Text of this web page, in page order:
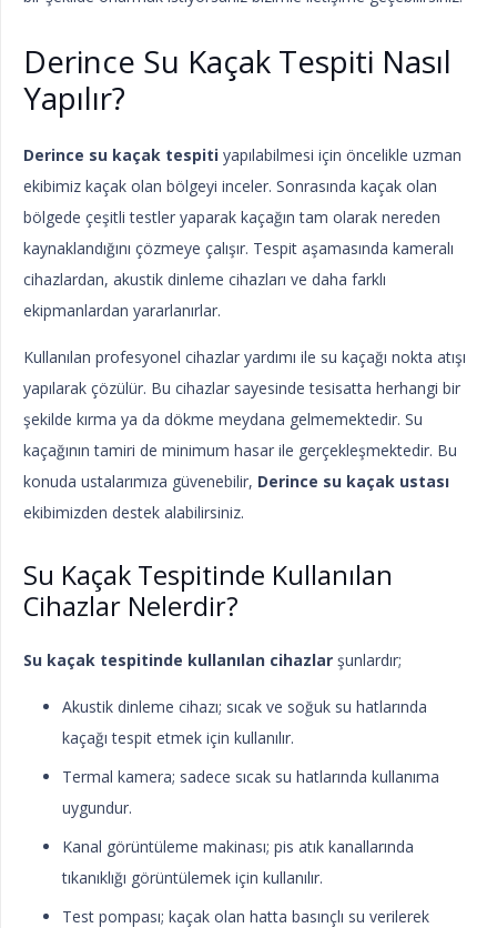
Derince Su Kaçak Tespiti Nasıl
Yapılır?
Derince su kaçak tespiti yapılabilmesi için öncelikle uzman
ekibimiz kaçak olan bölgeyi inceler. Sonrasında kaçak olan
bölgede çeşitli testler yaparak kaçağın tam olarak nereden
kaynaklandığını çözmeye çalışır. Tespit aşamasında kameralı
cihazlardan, akustik dinleme cihazları ve daha farklı
ekipmanlardan yararlanırlar.
Kullanılan profesyonel cihazlar yardımı ile su kaçağı nokta atışı
yapılarak çözülür. Bu cihazlar sayesinde tesisatta herhangi bir
şekilde kırma ya da dökme meydana gelmemektedir. Su
kaçağının tamiri de minimum hasar ile gerçekleşmektedir. Bu
konuda ustalarımıza güvenebilir, Derince su kaçak ustası
ekibimizden destek alabilirsiniz.
Su Kaçak Tespitinde Kullanılan
Cihazlar Nelerdir?
Su kaçak tespitinde kullanılan cihazlar şunlardır;
Akustik dinleme cihazı; sıcak ve soğuk su hatlarında
kaçağı tespit etmek için kullanılır.
Termal kamera; sadece sıcak su hatlarında kullanıma
uygundur.
Kanal görüntüleme makinası; pis atık kanallarında
tıkanıklığı görüntülemek için kullanılır.
Test pompası; kaçak olan hatta basınçlı su verilerek